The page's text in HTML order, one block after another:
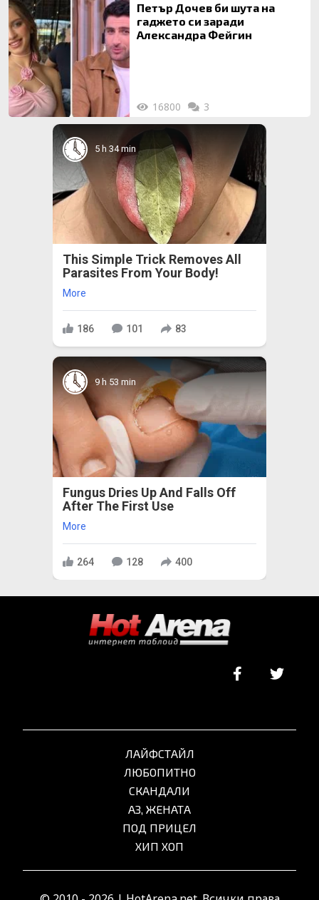
Петър Дочев би шута на
гаджето си заради
Александра Фейгин
16800 3
5 h 34 min
This Simple Trick Removes All
Parasites From Your Body!
More
186 101 83
9 h 53 min
Fungus Dries Up And Falls Off
After The First Use
More
264 128 400
ЛАЙФСТАЙЛ
ЛЮБОПИТНО
СКАНДАЛИ
АЗ, ЖЕНАТА
ПОД ПРИЦЕЛ
ХИП ХОП